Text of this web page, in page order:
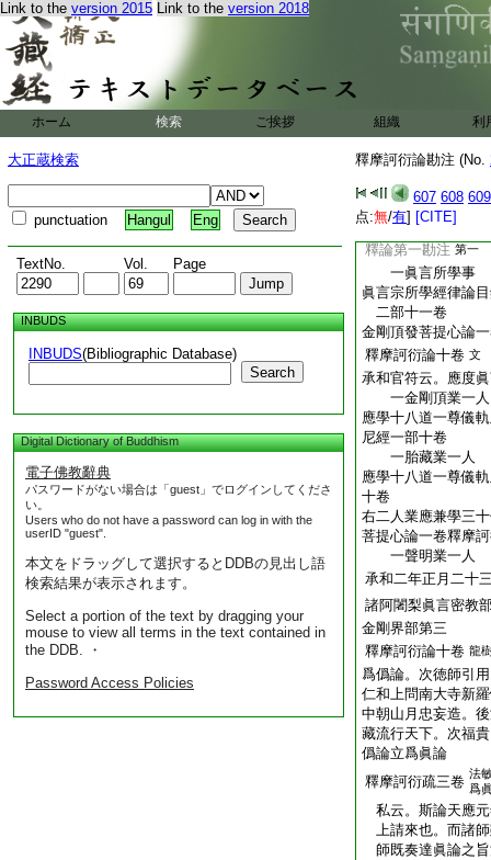
Link to the version 2015 Link to the version 2018
ホーム 検索 ご挨拶 組織 利
大正蔵検索
punctuation Hangul Eng
TextNo. Vol. Page
INBUDS
INBUDS(Bibliographic Database)
Search
Digital Dictionary of Buddhism
電子佛教辭典
パスワードがない場合は「guest」でログインしてくださ
い。
Users who do not have a password can log in with the
userID "guest".
本文をドラッグして選択するとDDBの見出し語
検索結果が表示されます。
Select a portion of the text by dragging your
mouse to view all terms in the text contained in
the DDB. ・
Password Access Policies
釋摩訶衍論勘注 (No.
607 608 609
点:無/有] [CITE]
劫畢。第十卷已
談義之餘暇抄之
金剛
僧坊爲密教弘通
本書寫交合畢
權律
執筆阿
釋論第一勘注 第一
一眞言所學事
眞言宗所學經律論
二部十一卷
金剛頂發菩提心論
釋摩訶衍論十卷 文
承和官符云。應度
一金剛頂業一人
應學十八道一尊儀
尼經一部十卷
一胎藏業一人
應學十八道一尊儀
十卷
右二人業應兼學三
菩提心論一卷釋摩
一聲明業一人
承和二年正月二十
諸阿闍梨眞言密教
金剛界部第三
釋摩訶衍論十卷 龍
爲僞論。次徳師引
仁和上問南大寺新
中朝山月忠妄造。
藏流行天下。次福
僞論立爲眞論
釋摩訶衍疏三卷 法
爲
私云。斯論天應
上請來也。而諸
師既奏達眞論之